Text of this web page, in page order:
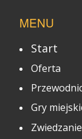
MENU
Start
Oferta
Gry